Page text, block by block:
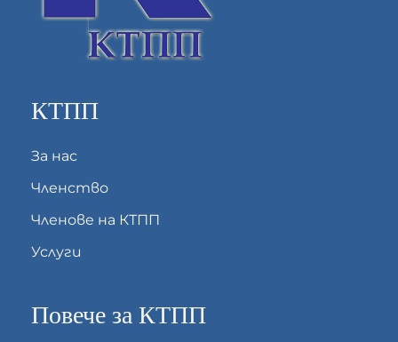
КТПП
За нас
Членство
Членове на КТПП
Услуги
Повече за КТПП